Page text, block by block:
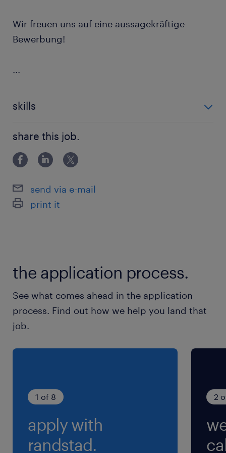
Wir freuen uns auf eine aussagekräftige
Bewerbung!
...
skills
Handwerklich, technisch
share this job.
send via e-mail
print it
the application process.
See what comes ahead in the application
process. Find out how we help you land that
job.
1 of 8
apply with
randstad.
2